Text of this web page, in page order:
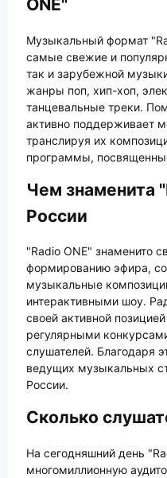
ONE"
Музыкальный формат
самые свежие и
так и зарубежной
жанры поп, хип-хоп,
танцевальные треки.
активно поддерживает
транслируя их
программы,
Чем знаменита
России
"Radio ONE" знаменито
формированию эфира,
музыкальные
интерактивными шоу.
своей активной
регулярными
слушателей. Благодаря
ведущих музыкальных
России.
Сколько
На сегодняшний день
многомиллионную